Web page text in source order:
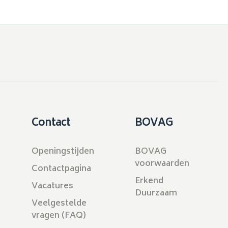
Contact
Openingstijden
Contactpagina
Vacatures
Veelgestelde
vragen (FAQ)
BOVAG
BOVAG
voorwaarden
Erkend
Duurzaam